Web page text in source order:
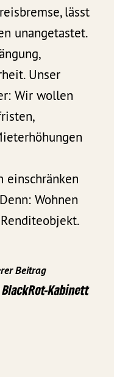
lässt
unangetastet.
Unser
Wir wollen
einschränken
Wohnen
Beitrag
BlackRot-Kabinett